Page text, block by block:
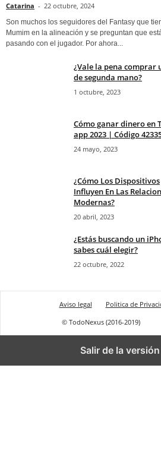
Catarina - 22 octubre, 2024
Son muchos los seguidores del Fantasy que
Mumim en la alineación y se preguntan que
pasando con el jugador. Por ahora...
¿Vale la pena comprar
de segunda mano?
1 octubre, 2023
Cómo ganar dinero en
app 2023 | Código
24 mayo, 2023
¿Cómo Los Dispositivos
Influyen En Las
Modernas?
20 abril, 2023
¿Estás buscando un
sabes cuál elegir?
22 octubre, 2022
Aviso legal Politica de
© TodoNexus (2016-2019)
Salir de la